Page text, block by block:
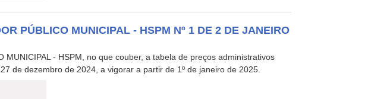
PÚBLICO MUNICIPAL - HSPM Nº 1 DE 2 DE JANEIRO
MUNICIPAL - HSPM, no que couber, a tabela de preços administrativos
de dezembro de 2024, a vigorar a partir de 1º de janeiro de 2025.